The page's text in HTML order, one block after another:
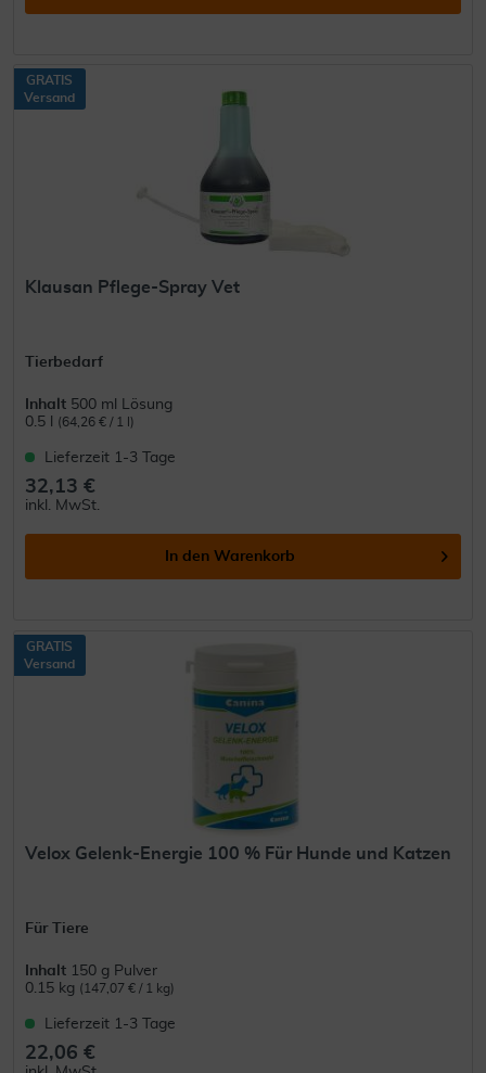
GRATIS
Versand
Klausan Pflege-Spray Vet
Tierbedarf
Inhalt 500 ml Lösung
0.5 l
(64,26 € / 1 l)
Lieferzeit 1-3 Tage
32,13 €
inkl. MwSt.
In den Warenkorb
GRATIS
Versand
Velox Gelenk-Energie 100 % Für Hunde und Katzen
Für Tiere
Inhalt 150 g Pulver
0.15 kg (147,07 € / 1 kg)
Lieferzeit 1-3 Tage
22,06 €